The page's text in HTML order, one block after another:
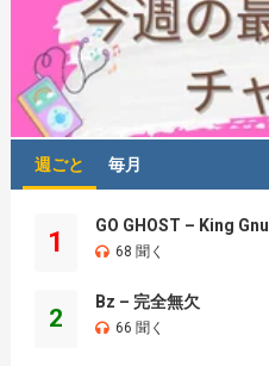
週ごと 毎月
1
GO GHOST – King Gnu
68 聞く
2
Bz – 完全無欠
66 聞く